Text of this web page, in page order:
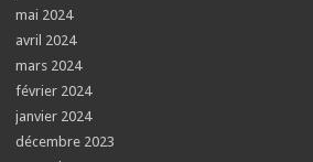
mai 2024
avril 2024
mars 2024
février 2024
janvier 2024
décembre 2023